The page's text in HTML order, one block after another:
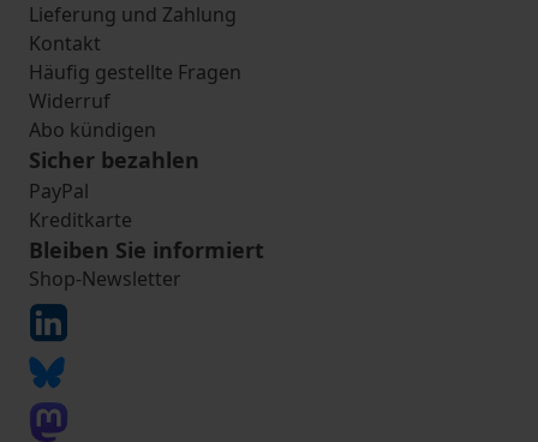
Lieferung und Zahlung
Kontakt
Häufig gestellte Fragen
Widerruf
Abo kündigen
Sicher bezahlen
PayPal
Kreditkarte
Bleiben Sie informiert
Shop-Newsletter